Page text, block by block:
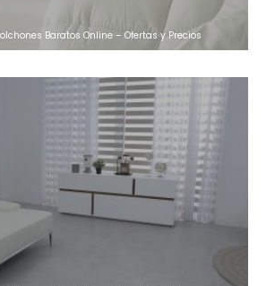
Baratos Online – Ofertas y Precios